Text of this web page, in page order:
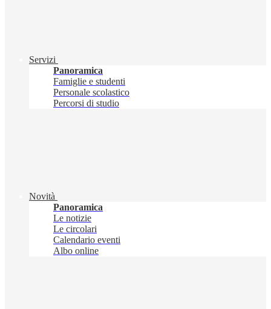
Servizi
Panoramica
Famiglie e studenti
Personale scolastico
Percorsi di studio
Novità
Panoramica
Le notizie
Le circolari
Calendario eventi
Albo online